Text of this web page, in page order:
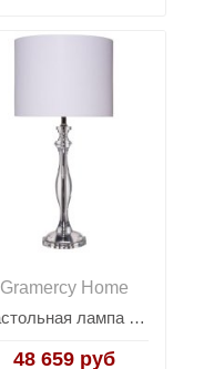
Gramercy Home
Настольная лампа Freya
48 659 руб